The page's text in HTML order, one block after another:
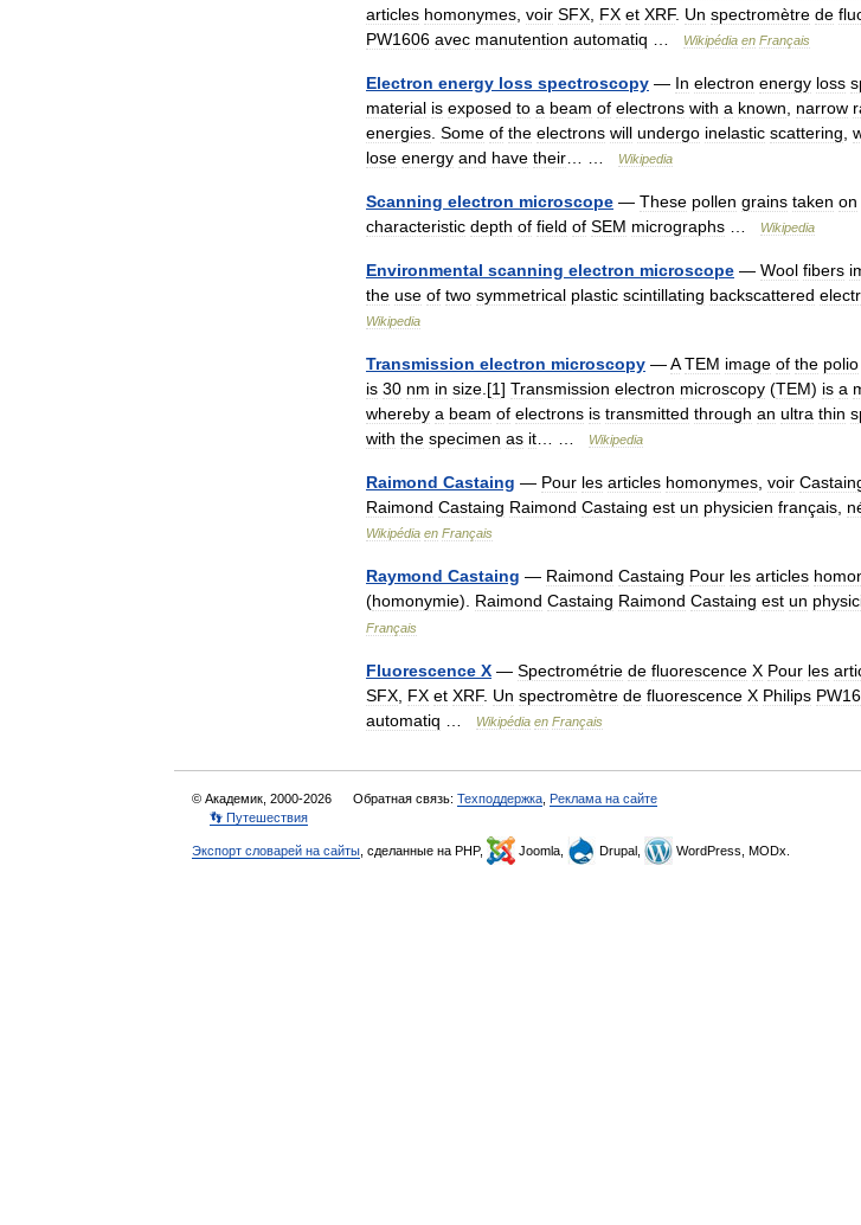
articles homonymes voir SFX FX et XRF. Un spectromètre de
PW1606 avec manutention automatiq Wikipédia en Français
Electron energy loss spectroscopy — In electron energy loss
material is exposed to a beam of electrons with a known narrow
energies Some of the electrons will undergo inelastic scattering
lose energy and have their Wikipedia
Scanning electron microscope — These pollen grains taken on
characteristic depth of field of SEM micrographs Wikipedia
Environmental scanning electron microscope — Wool fibers
the use of two symmetrical plastic scintillating backscattered
Wikipedia
Transmission electron microscopy —A TEM image of the polio
is 30 nm in size .[1] Transmission electron microscopy (TEM) is a
whereby a beam of electrons is transmitted through an ultra thin
with the specimen as it Wikipedia
Raimond Castaing — Pour les articles homonymes voir
Raimond Castaing Raimond Castaing est un physicien français
Wikipédia en Français
Raymond Castaing — Raimond Castaing Pour les articles
(homonymie). Raimond Castaing Raimond Castaing est un
Français
Fluorescence X — Spectrométrie de fluorescence X Pour les
SFX FX et XRF. Un spectromètre de fluorescence X Philips
automatiq
Wikipédia en Français
© Академик, 2000-2026 Обратная связь: Техподдержка Реклама на сайте
👣 Путешествия
Экспорт словарей на сайты , сделанные на PHP, Joomla, Drupal, WordPress, MODx.